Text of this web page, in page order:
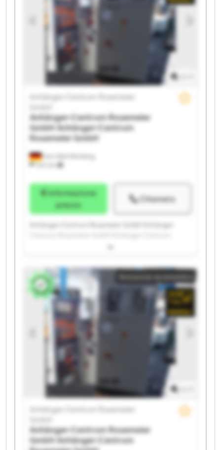
Centrum Rosemeier GmbH Anhänger-Centrum
Rosemeier GmbH Anhänger-Centrum Rosemeier
GmbH Anhänger-Centrum Rosemeier GmbH
Anhänger-Centrum Rosemeier GmbH Anhänger-
Centrum Rosemeier GmbH Anhänger-Centrum
Rosemeier GmbH Anhänger-Centrum Rosemeier
GmbH Anhänger-Centrum Rosemeier GmbH
Horn-Bad Meinberg
1.147 km
Anhänger-Centrum Rosemeier
Anhänger-Centrum Rosemeier
GmbH Anhänger-Centrum
Rosemeier GmbH
Informazione
prezzo
Chiamata
Anhänger-Centrum Rosemeier GmbH Anhänger-
Rosemeier GmbH Anhänger-Centrum Rosemeier
Anhänger-Centrum Rosemeier GmbH Anhänger-
Centrum Rosemeier GmbH Anhänger-Centrum
Rosemeier GmbH Anhänger-Centrum Rosemeier
GmbH Anhänger-Centrum Rosemeier GmbH
Anhänger-Centrum Rosemeier GmbH Anhänger-
Centrum Rosemeier GmbH Anhänger-Centrum
Rosemeier GmbH Anhänger-Centrum Rosemeier
GmbH Anhänger-Centrum Rosemeier GmbH
Anhänger-Centrum Rosemeier GmbH Anhänger-
Centrum Rosemeier GmbH Anhänger-Centrum
Rosemeier GmbH Anhänger-Centrum Rosemeier
GmbH Anhänger-Centrum Rosemeier GmbH
Annuncio economico
Anhänger-Centrum Rosemeier
Anhänger-Centrum Rosemeier
GmbH Anhänger-Centrum